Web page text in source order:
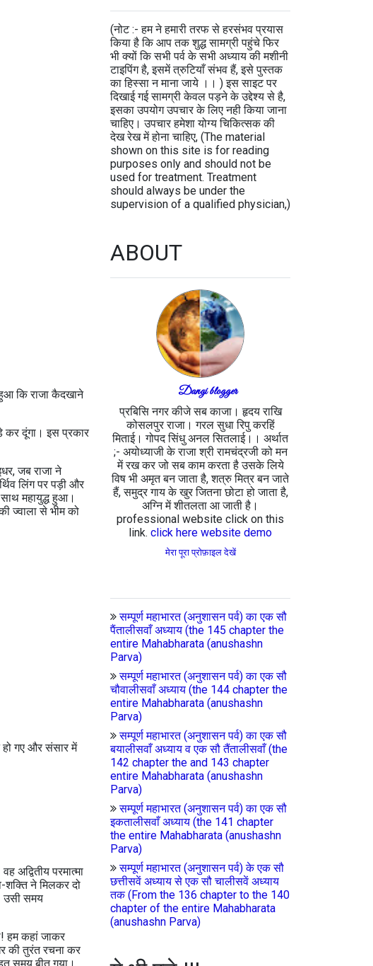
कि राजा कैदखाने
कर दूंगा। इस प्रकार
जब राजा ने
लिंग पर पड़ी और
महायुद्ध हुआ।
ज्वाला से भीम को
हो गए और संसार में
अद्वितीय परमात्मा
शक्ति ने मिलकर दो
उसी समय
हम कहां जाकर
की तुरंत रचना कर
(नोट :- हम ने हमारी तरफ से हरसंभव प्रयास
किया है कि आप तक शुद्ध सामग्री पहुंचे फिर
भी क्यों कि सभी पर्व के सभी अध्याय की मशीनी
टाइपिंग है, इसमें त्रुटियाँ संभव हैं, इसे पुस्तक
का हिस्सा न माना जाये ।। ) इस साइट पर
दिखाई गई सामग्री केवल पड़ने के उद्देश्य से है,
इसका उपयोग उपचार के लिए नही किया जाना
चाहिए। उपचार हमेशा योग्य चिकित्सक की
देख रेख में होना चाहिए, (The material
shown on this site is for reading
purposes only and should not be
used for treatment. Treatment
should always be under the
supervision of a qualified physician,)
ABOUT
Dangi blogger
प्रबिसि नगर कीजे सब काजा। हृदय राखि
कोसलपुर राजा। गरल सुधा रिपु करहिं
मिताई। गोपद सिंधु अनल सितलाई।। अर्थात
;- अयोध्याजी के राजा श्री रामचंद्रजी को मन
में रख कर जो सब काम करता है उसके लिये
विष भी अमृत बन जाता है, शत्रु मित्र बन जाते
हैं, समुद्र गाय के खुर जितना छोटा हो जाता है,
अग्नि में शीतलता आ जाती है।
professional website click on this
link. click here website demo
मेरा पूरा प्रोफ़ाइल देखें
सम्पूर्ण महाभारत (अनुशासन पर्व) का एक सौ
पैंतालीसवाँ अध्याय (the 145 chapter the
entire Mahabharata (anushashn
Parva)
सम्पूर्ण महाभारत (अनुशासन पर्व) का एक सौ
चौवालीसवाँ अध्याय (the 144 chapter the
entire Mahabharata (anushashn
Parva)
सम्पूर्ण महाभारत (अनुशासन पर्व) का एक सौ
बयालीसवाँ अध्याय व एक सौ तैंतालीसवाँ (the
142 chapter the and 143 chapter
entire Mahabharata (anushashn
Parva)
सम्पूर्ण महाभारत (अनुशासन पर्व) का एक सौ
इकतालीसवाँ अध्याय (the 141 chapter
the entire Mahabharata (anushashn
Parva)
सम्पूर्ण महाभारत (अनुशासन पर्व) के एक सौ
छत्तीसवें अध्याय से एक सौ चालीसवें अध्याय
तक (From the 136 chapter to the 140
chapter of the entire Mahabharata
(anushashn Parva)